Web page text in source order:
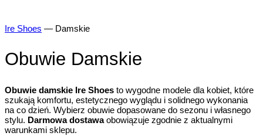
Ire Shoes — Damskie
Obuwie Damskie
Obuwie damskie Ire Shoes to wygodne modele dla kobiet, które
szukają komfortu, estetycznego wyglądu i solidnego wykonania
na co dzień. Wybierz obuwie dopasowane do sezonu i własnego
stylu. Darmowa dostawaobowiązuje zgodnie z aktualnymi
warunkami sklepu.